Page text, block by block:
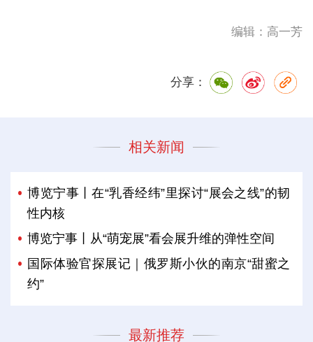
编辑：高一芳
分享：
相关新闻
博览宁事丨在“乳香经纬”里探讨“展会之线”的韧
性内核
博览宁事丨从“萌宠展”看会展升维的弹性空间
国际体验官探展记｜俄罗斯小伙的南京“甜蜜之
约”
最新推荐